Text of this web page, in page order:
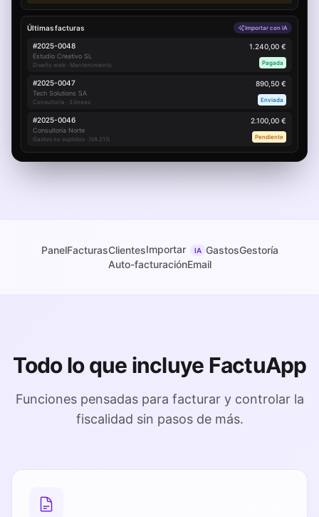
Últimas facturas Importar con IA
#2025-0048
Estudio Creativo SL
Diseño web · Mantenimiento
1.240,00 €
Pagada
#2025-0047
Tech Solutions SA
Consultoría · 3 líneas
890,50 €
Enviada
#2025-0046
Consultoría Norte
Gastos no suplidos · IVA 21%
2.100,00 €
Pendiente
PanelFacturasClientesImportar IA GastosGestoría
Auto-facturaciónEmail
Todo lo que incluye FactuApp
Funciones pensadas para facturar y controlar la
fiscalidad sin pasos de más.